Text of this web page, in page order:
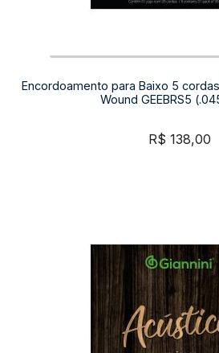
Encordoamento para Baixo 5
Wound GEEBRS5
R$ 138,00